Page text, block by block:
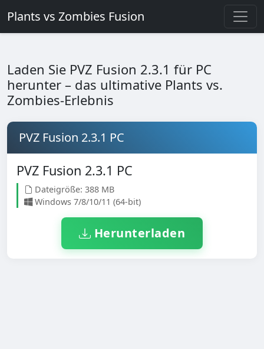
Plants vs Zombies Fusion
Laden Sie PVZ Fusion 2.3.1 für PC
herunter – das ultimative Plants vs.
Zombies-Erlebnis
PVZ Fusion 2.3.1 PC
PVZ Fusion 2.3.1 PC
Dateigröße: 388 MB
Windows 7/8/10/11 (64-bit)
Herunterladen